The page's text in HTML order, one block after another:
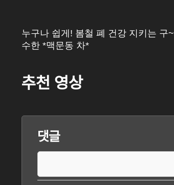
누구나 쉽게! 봄철 폐 건강 지키는 구~
수한 *맥문동 차*
추천 영상
댓글